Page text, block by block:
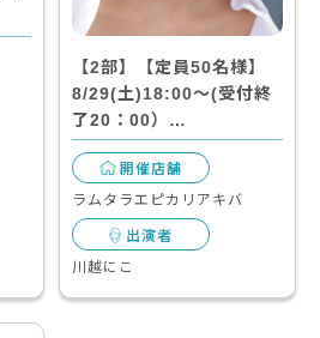
【2部】【定員50名様】
8/29(土)18:00～(受付終
了20：00）…
開催店舗
ラムタラエピカリアキバ
出演者
川越にこ